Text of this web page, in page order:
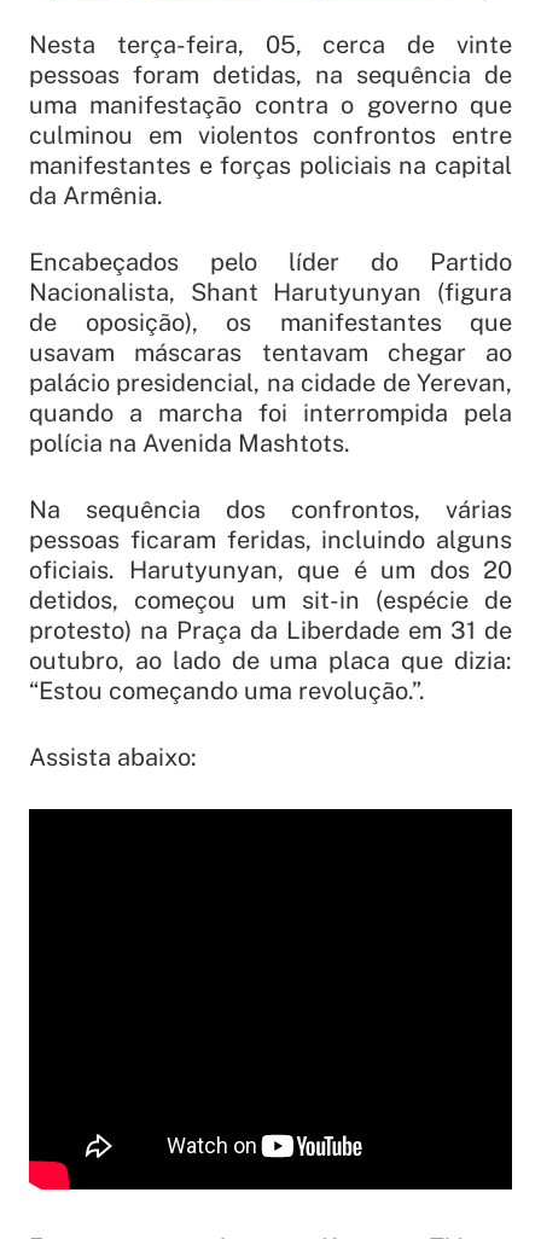
Nesta terça-feira, 05, cerca de vinte
pessoas foram detidas, na sequência de
uma manifestação contra o governo que
culminou em violentos confrontos entre
manifestantes e forças policiais na capital
da Armênia.
Encabeçados pelo líder do Partido
Nacionalista, Shant Harutyunyan (figura
de oposição), os manifestantes que
usavam máscaras tentavam chegar ao
palácio presidencial, na cidade de Yerevan,
quando a marcha foi interrompida pela
polícia na Avenida Mashtots.
Na sequência dos confrontos, várias
pessoas ficaram feridas, incluindo alguns
oficiais. Harutyunyan, que é um dos 20
detidos, começou um sit-in (espécie de
protesto) na Praça da Liberdade em 31 de
outubro, ao lado de uma placa que dizia:
“Estou começando uma revolução.”.
Assista abaixo: